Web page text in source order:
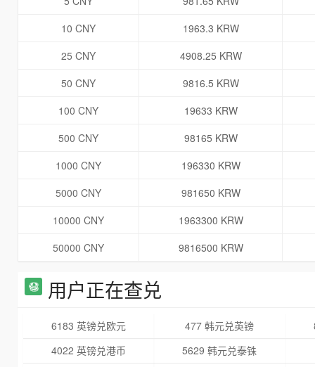
10 CNY
1963.3 KRW
25 CNY
4908.25 KRW
50 CNY
9816.5 KRW
100 CNY
19633 KRW
500 CNY
98165 KRW
1000 CNY
196330 KRW
5000 CNY
981650 KRW
10000 CNY
1963300 KRW
50000 CNY
9816500 KRW
用户正在查兑
6183 英镑兑欧元 477 韩元兑英镑
4022 英镑兑港币
5629 韩元兑泰铢